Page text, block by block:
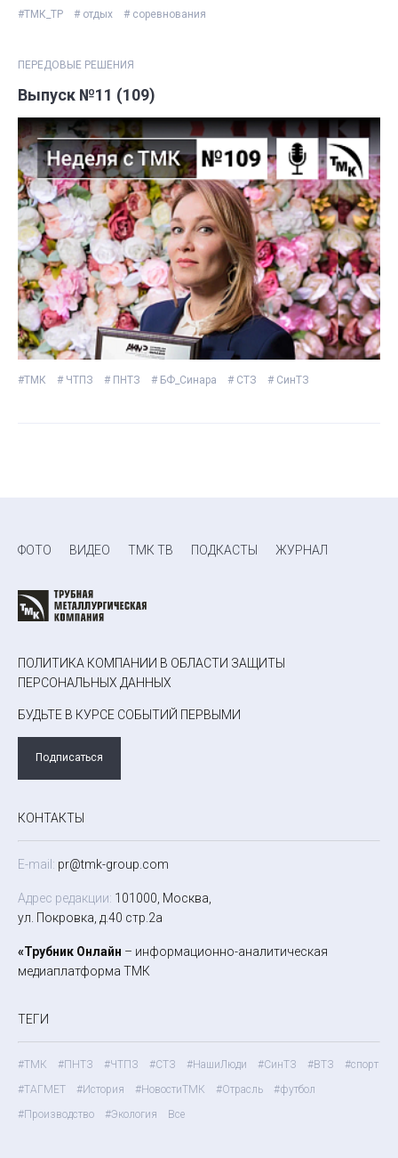
#ТМК_ТР # отдых # соревнования
ПЕРЕДОВЫЕ РЕШЕНИЯ
Выпуск №11 (109)
#ТМК # ЧТПЗ # ПНТЗ # БФ_Синара # СТЗ # СинТЗ
ФОТО ВИДЕО ТМК ТВ ПОДКАСТЫ ЖУРНАЛ
ПОЛИТИКА КОМПАНИИ В ОБЛАСТИ ЗАЩИТЫ
ПЕРСОНАЛЬНЫХ ДАННЫХ
БУДЬТЕ В КУРСЕ СОБЫТИЙ ПЕРВЫМИ
Подписаться
КОНТАКТЫ
E-mail: pr@tmk-group.com
Адрес редакции: 101000, Москва,
ул. Покровка, д.40 стр.2а
«Трубник Онлайн – информационно-аналитическая
медиаплатформа ТМК
ТЕГИ
#ТМК #ПНТЗ #ЧТПЗ #СТЗ #НашиЛюди #СинТЗ #ВТЗ
#спорт
#ТАГМЕТ
#История #НовостиТМК #Отрасль
#футбол
#Производство
#Экология Все